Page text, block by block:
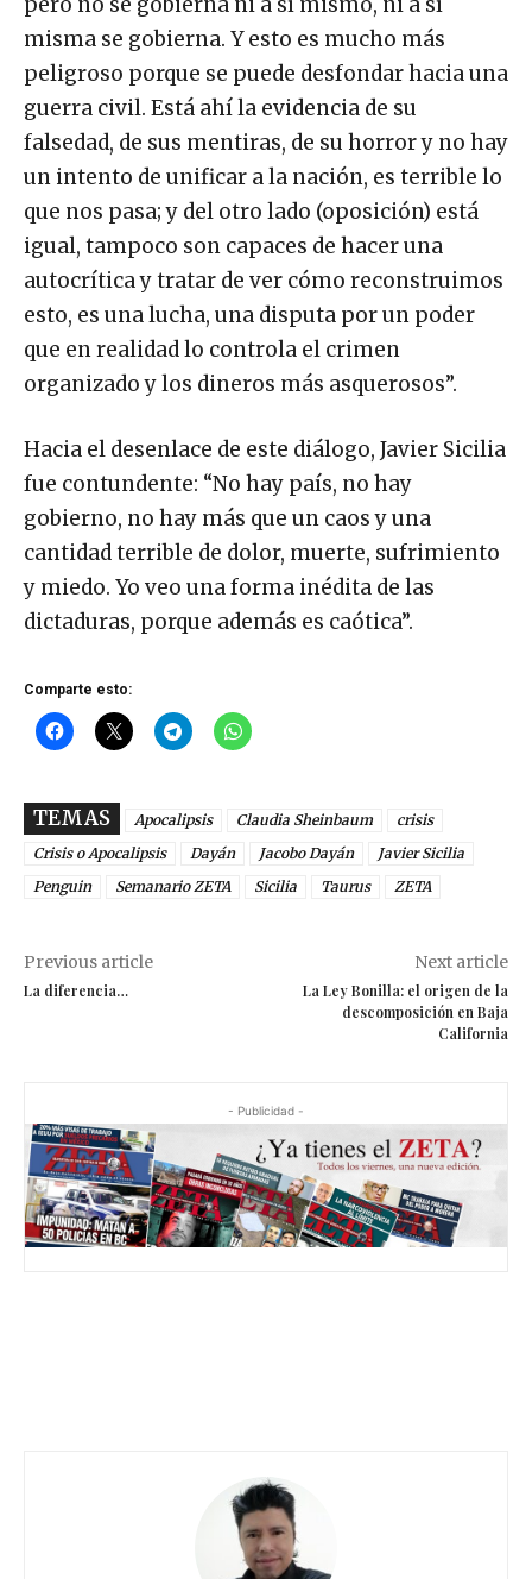
misma se gobierna. Y esto es mucho más
peligroso porque se puede desfondar hacia una
guerra civil. Está ahí la evidencia de su
falsedad, de sus mentiras, de su horror y no hay
un intento de unificar a la nación, es terrible lo
que nos pasa; y del otro lado (oposición) está
igual, tampoco son capaces de hacer una
autocrítica y tratar de ver cómo reconstruimos
esto, es una lucha, una disputa por un poder
que en realidad lo controla el crimen
organizado y los dineros más asquerosos”.
Hacia el desenlace de este diálogo, Javier Sicilia
fue contundente: “No hay país, no hay
gobierno, no hay más que un caos y una
cantidad terrible de dolor, muerte, sufrimiento
y miedo. Yo veo una forma inédita de las
dictaduras, porque además es caótica”.
Comparte esto:
TEMAS Apocalipsis Claudia Sheinbaum
crisis
Crisis o Apocalipsis
Dayán Jacobo Dayán
Javier Sicilia
Penguin
Semanario ZETA Sicilia Taurus ZETA
Previous article
La diferencia…
Next article
La Ley Bonilla: el origen de la
descomposición en Baja
California
- Publicidad -